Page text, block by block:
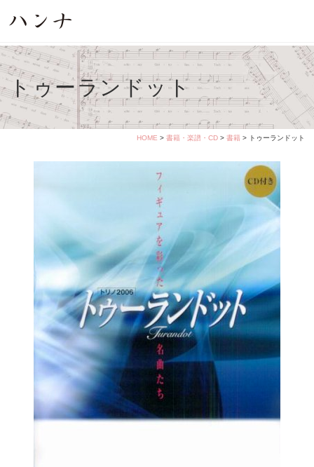
トゥーランドット
HOME > 書籍・楽譜・CD> 書籍> トゥーランドット